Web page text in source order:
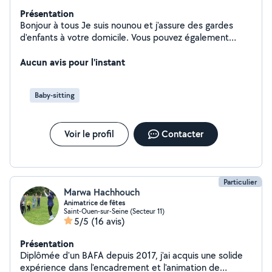
Présentation
Bonjour à tous Je suis nounou et j'assure des gardes
d'enfants à votre domicile. Vous pouvez également
Aucun avis pour l'instant
Baby-sitting
Voir le profil Contacter
Particulier
Marwa Hachhouch
Animatrice de fêtes
Saint-Ouen-sur-Seine (Secteur 11)
5/5 (16 avis)
Présentation
Diplômée d'un BAFA depuis 2017, j'ai acquis une solide
expérience dans l'encadrement et l'animation de